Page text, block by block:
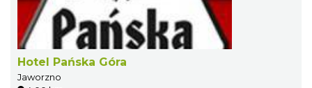
Hotel Pańska Góra
Jaworzno